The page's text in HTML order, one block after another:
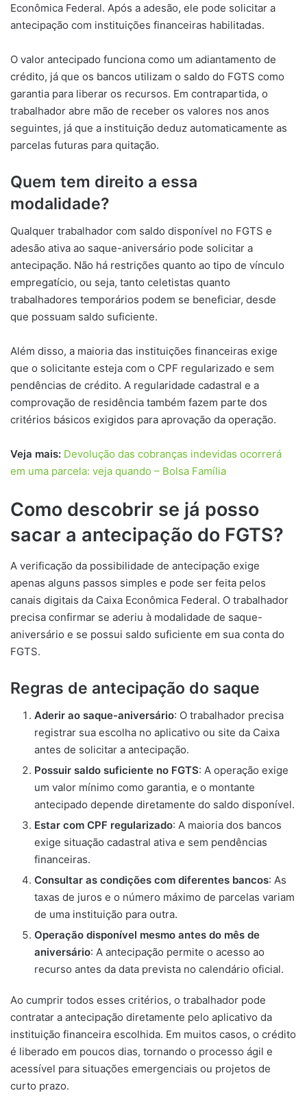
Econômica Federal. Após a adesão, ele pode solicitar a
antecipação com instituições financeiras habilitadas.
O valor antecipado funciona como um adiantamento de
crédito, já que os bancos utilizam o saldo do FGTS como
garantia para liberar os recursos. Em contrapartida, o
trabalhador abre mão de receber os valores nos anos
seguintes, já que a instituição deduz automaticamente as
parcelas futuras para quitação.
Quem tem direito a essa
modalidade?
Qualquer trabalhador com saldo disponível no FGTS e
adesão ativa ao saque-aniversário pode solicitar a
antecipação. Não há restrições quanto ao tipo de vínculo
empregatício, ou seja, tanto celetistas quanto
trabalhadores temporários podem se beneficiar, desde
que possuam saldo suficiente.
Além disso, a maioria das instituições financeiras exige
que o solicitante esteja com o CPF regularizado e sem
pendências de crédito. A regularidade cadastral e a
comprovação de residência também fazem parte dos
critérios básicos exigidos para aprovação da operação.
Veja mais: Devolução das cobranças indevidas ocorrerá
em uma parcela: veja quando – Bolsa Família
Como descobrir se já posso
sacar a antecipação do FGTS?
A verificação da possibilidade de antecipação exige
apenas alguns passos simples e pode ser feita pelos
canais digitais da Caixa Econômica Federal. O trabalhador
precisa confirmar se aderiu à modalidade de saque-
aniversário e se possui saldo suficiente em sua conta do
FGTS.
Regras de antecipação do saque
Aderir ao saque-aniversário: O trabalhador precisa
registrar sua escolha no aplicativo ou site da Caixa
antes de solicitar a antecipação.
Possuir saldo suficiente no FGTS: A operação exige
um valor mínimo como garantia, e o montante
antecipado depende diretamente do saldo disponível.
Estar com CPF regularizado: A maioria dos bancos
exige situação cadastral ativa e sem pendências
financeiras.
Consultar as condições com diferentes bancos: As
taxas de juros e o número máximo de parcelas variam
de uma instituição para outra.
Operação disponível mesmo antes do mês de
aniversário: A antecipação permite o acesso ao
recurso antes da data prevista no calendário oficial.
Ao cumprir todos esses critérios, o trabalhador pode
contratar a antecipação diretamente pelo aplicativo da
instituição financeira escolhida. Em muitos casos, o crédito
é liberado em poucos dias, tornando o processo ágil e
acessível para situações emergenciais ou projetos de
curto prazo.